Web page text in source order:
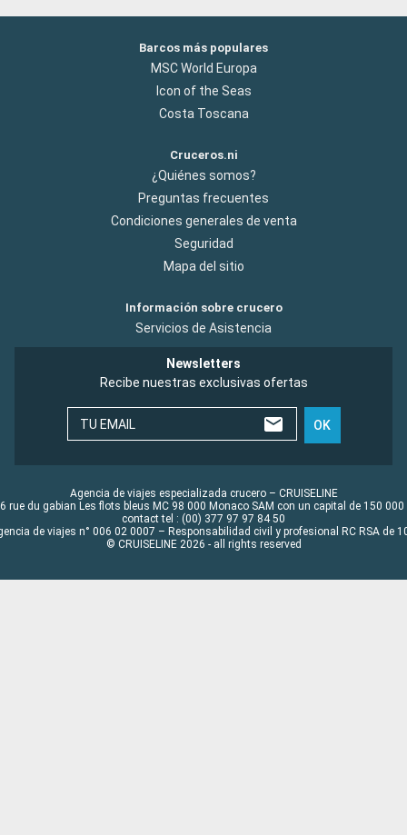
Barcos más populares
MSC World Europa
Icon of the Seas
Costa Toscana
Cruceros.ni
¿Quiénes somos?
Preguntas frecuentes
Condiciones generales de venta
Seguridad
Mapa del sitio
Información sobre crucero
Servicios de Asistencia
Newsletters
Recibe nuestras exclusivas ofertas
TU EMAIL OK
Agencia de viajes especializada crucero – CRUISELINE
rue du gabian Les flots bleus MC 98 000 Monaco SAM con un capital de 150 000
contact tel : (00) 377 97 97 84 50
de viajes n° 006 02 0007 – Responsabilidad civil y profesional RC RSA de
© CRUISELINE 2026 - all rights reserved